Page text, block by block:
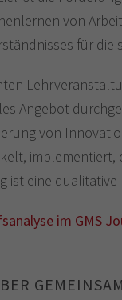
von
für die
Angebot
von
ist eine qualitative
im GMS